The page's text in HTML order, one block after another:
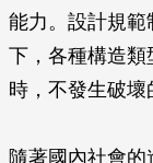
能力。設計規
下，各種構造類
時，不發生破壞
隨著國內社會